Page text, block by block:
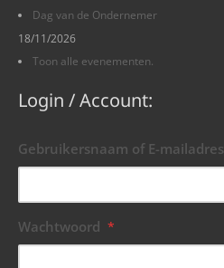
Dag van de Ondernemer
18/11/2026
Toon alle evenementen.
Login / Account:
Gebruikersnaam of E-mailadres
Wachtwoord *